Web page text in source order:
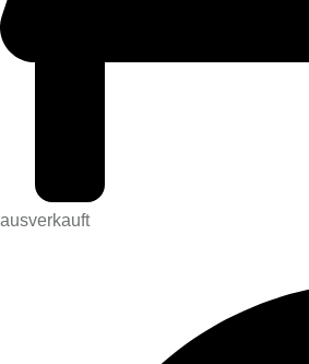
ausverkauft